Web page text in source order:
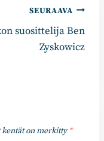
SEURAAVA
suosittelija Ben
Zyskowicz
kentät on merkitty*